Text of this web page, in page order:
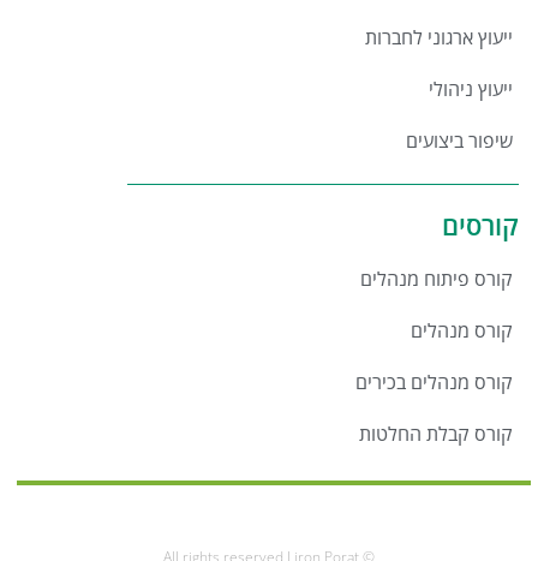
ייעוץ ארגוני לחברות
ייעוץ ניהולי
שיפור ביצועים
קורסים
קורס פיתוח מנהלים
קורס מנהלים
קורס מנהלים בכירים
קורס קבלת החלטות
© All rights reserved Liron Porat